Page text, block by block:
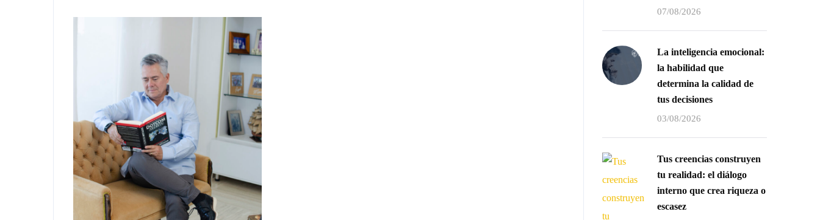
07/08/2026
La inteligencia emocional:
la habilidad que
determina la calidad de
tus decisiones
03/08/2026
Tus creencias construyen
tu realidad: el diálogo
interno que crea riqueza o
escasez